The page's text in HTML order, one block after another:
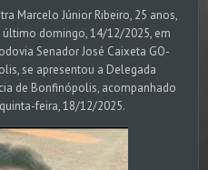
Marcelo Júnior Ribeiro, 25 anos,
domingo, 14/12/2025, em
Senador José Caixeta GO-
se apresentou a Delegada
de Bonfinópolis, acompanhado
feira, 18/12/2025.